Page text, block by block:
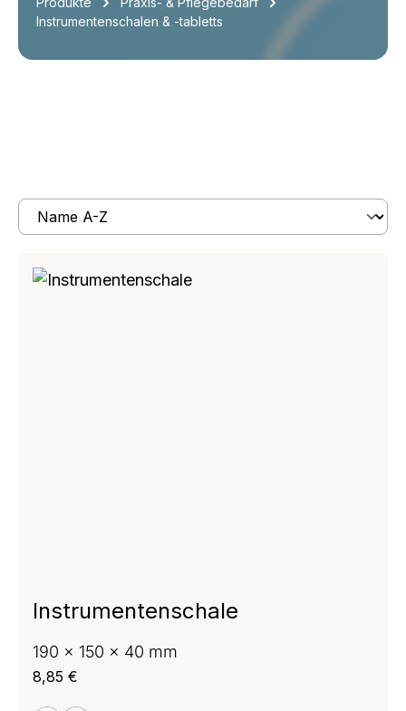
Instrumentenschalen & -tabletts
Instrumentenschale
190 x 150 x 40 mm
Regulärer Preis:
8,85 €